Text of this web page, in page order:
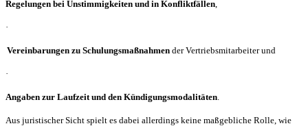
Regelungen bei Unstimmigkeiten und in Konfliktfällen
·
Vereinbarungen zu Schulungsmaßnahmen der Vertriebsmitarbeiter und
·
Angaben zur Laufzeit und den Kündigungsmodalitäten
Aus juristischer Sicht spielt es dabei allerdings keine maßgebliche Rolle, wie